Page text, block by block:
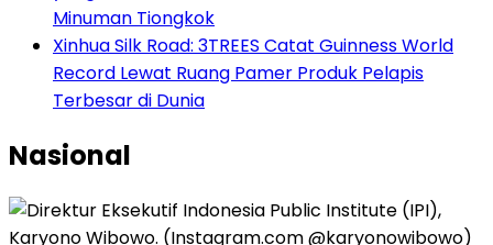
Minuman Tiongkok
Xinhua Silk Road: 3TREES Catat Guinness World
Record Lewat Ruang Pamer Produk Pelapis
Terbesar di Dunia
Nasional